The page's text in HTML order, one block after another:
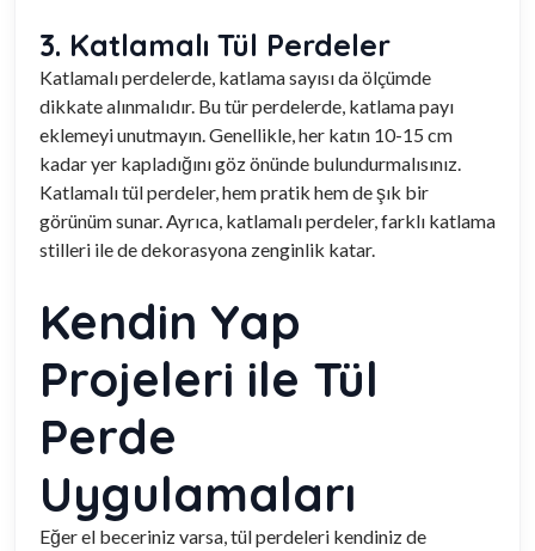
3. Katlamalı Tül Perdeler
Katlamalı perdelerde, katlama sayısı da ölçümde
dikkate alınmalıdır. Bu tür perdelerde, katlama payı
eklemeyi unutmayın. Genellikle, her katın 10-15 cm
kadar yer kapladığını göz önünde bulundurmalısınız.
Katlamalı tül perdeler, hem pratik hem de şık bir
görünüm sunar. Ayrıca, katlamalı perdeler, farklı katlama
stilleri ile de dekorasyona zenginlik katar.
Kendin Yap
Projeleri ile Tül
Perde
Uygulamaları
Eğer el beceriniz varsa, tül perdeleri kendiniz de